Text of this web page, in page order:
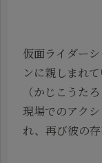
仮面ライダー
ンに親しまれ
（かじこうた
現場でのアク
れ、再び彼の